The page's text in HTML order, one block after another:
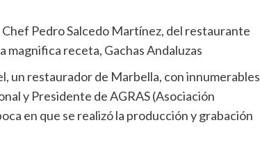
Pedro Salcedo Martínez, del restaurante
magnifica receta, Gachas Andaluzas
un restaurador de Marbella, con innumerables
y Presidente de AGRAS (Asociación
en que se realizó la producción y grabación